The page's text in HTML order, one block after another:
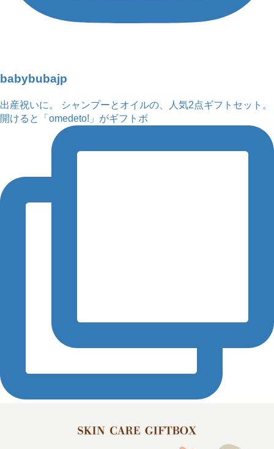
babybubajp
出産祝いに。 シャンプーとオイルの、人気2点ギフトセット。
開けると「omedeto!」がギフトボ